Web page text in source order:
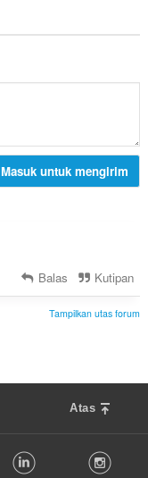
Masuk untuk mengirim
Balas Kutipan
Tampilkan utas forum
Atas
LinkedIn